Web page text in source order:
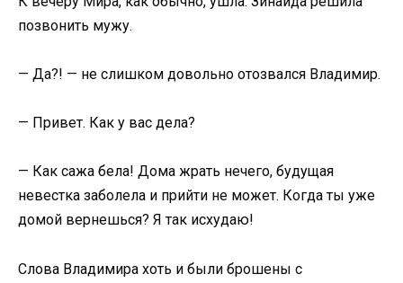
позвонить мужу.
— Да?! — не слишком довольно отозвался Владимир.
— Привет. Как у вас дела?
— Как сажа бела! Дома жрать нечего, будущая
невестка заболела и прийти не может. Когда ты уже
домой вернешься? Я так исхудаю!
Слова Владимира хоть и были брошены с